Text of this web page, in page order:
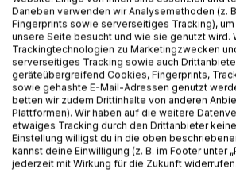
Samuel wrote:
Should not the most important and
of such a movement be addressed in a
letters over time? Shouldn't its goals
achieving these goals be outlined in
And do these goals not simply consist
ourselves and our world, which we
the tool of self-knowledge? Have we
Daneben verwenden wir Analysemethoden (z.
Fingerprints sowie serverseitiges Tracking),
unsere Seite besucht und wie sie genutzt wird.
Trackingtechnologien zu Marketingzwecken
serverseitiges Tracking sowie auch
geräteübergreifend Cookies, Fingerprints,
sowie gehashte E-Mail-Adressen genutzt
betten wir zudem Drittinhalte von anderen
Plattformen). Wir haben auf die weitere
etwaiges Tracking durch den Drittanbieter
Einstellung willigst du in die oben
kannst deine Einwilligung (z. B. im Footer unter
jederzeit mit Wirkung für die Zukunft